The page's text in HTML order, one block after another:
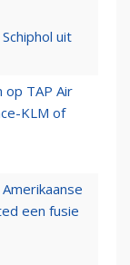
uit
op TAP Air
KLM of
een fusie